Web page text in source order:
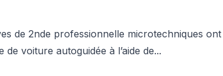
de 2nde professionnelle microtechniques ont
voiture autoguidée à l’aide de...